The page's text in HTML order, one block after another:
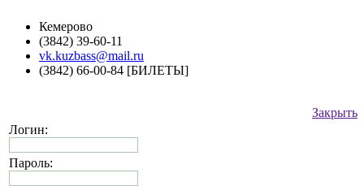
Кемерово
(3842) 39-60-11
vk.kuzbass@mail.ru
(3842) 66-00-84 [БИЛЕТЫ]
Закрыть
Логин:
Пароль: